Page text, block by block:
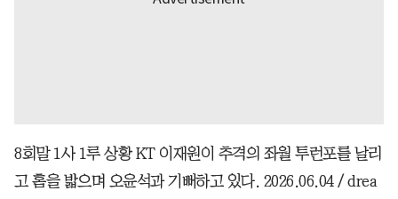
8회말 1사 1루 상황 KT 이재원이 추격의 좌월 투런포를 날리
고 홈을 밟으며 오윤석과 기뻐하고 있다. 2026.06.04 / drea